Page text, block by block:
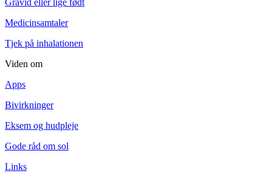
Medicinsamtaler
Tjek på inhalationen
Viden om
Apps
Bivirkninger
Eksem og hudpleje
Gode råd om sol
Links